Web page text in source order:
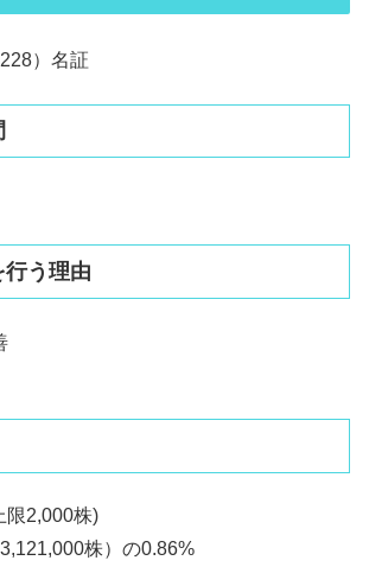
）名証
う理由
限2,000株)
株）の0.86%